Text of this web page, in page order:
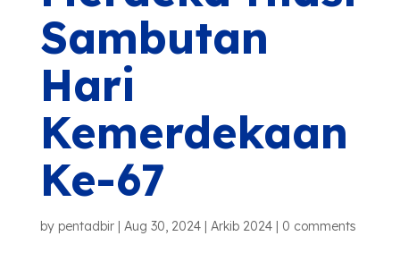
Sambutan
Hari
Kemerdekaan
Ke-67
by pentadbir| Aug 30, 2024| Arkib 2024| 0 comments